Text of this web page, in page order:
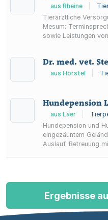
aus Rheine
Tierärztliche
Mesum:
sowie Leistungen
aus Hörstel
aus Laer
Hundepension und
eingezäuntem
Auslauf. Betreuung
Ergebnisse